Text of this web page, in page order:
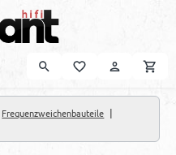
Frequenzweichenbauteile |